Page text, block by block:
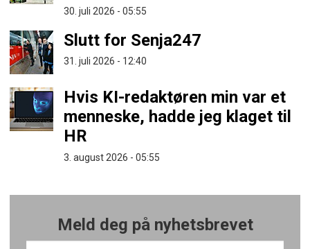
30. juli 2026 - 05:55
Slutt for Senja247
31. juli 2026 - 12:40
Hvis KI-redaktøren min var et
menneske, hadde jeg klaget til
HR
3. august 2026 - 05:55
Meld deg på nyhetsbrevet